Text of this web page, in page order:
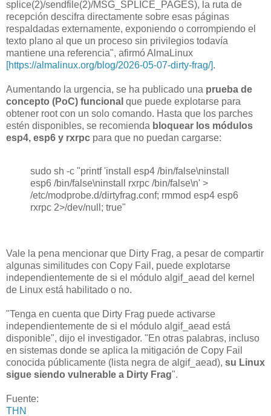
splice(2)/sendfile(2)/MSG_SPLICE_PAGES), la ruta de
recepción descifra directamente sobre esas páginas
respaldadas externamente, exponiendo o corrompiendo el
texto plano al que un proceso sin privilegios todavía
mantiene una referencia", afirmó AlmaLinux
[https://almalinux.org/blog/2026-05-07-dirty-frag/].
Aumentando la urgencia, se ha publicado una prueba de
concepto (PoC) funcional que puede explotarse para
obtener root con un solo comando. Hasta que los parches
estén disponibles, se recomienda bloquear los módulos
esp4, esp6 y rxrpc para que no puedan cargarse:
sudo sh -c "printf 'install esp4 /bin/false\ninstall
esp6 /bin/false\ninstall rxrpc /bin/false\n' >
/etc/modprobe.d/dirtyfrag.conf; rmmod esp4 esp6
rxrpc 2>/dev/null; true"
Vale la pena mencionar que Dirty Frag, a pesar de compartir
algunas similitudes con Copy Fail, puede explotarse
independientemente de si el módulo algif_aead del kernel
de Linux está habilitado o no.
"Tenga en cuenta que Dirty Frag puede activarse
independientemente de si el módulo algif_aead está
disponible", dijo el investigador. "En otras palabras, incluso
en sistemas donde se aplica la mitigación de Copy Fail
conocida públicamente (lista negra de algif_aead), su Linux
sigue siendo vulnerable a Dirty Frag".
Fuente:
THN